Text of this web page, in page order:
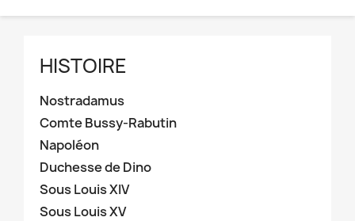
HISTOIRE
Nostradamus
Comte Bussy-Rabutin
Napoléon
Duchesse de Dino
Sous Louis XIV
Sous Louis XV